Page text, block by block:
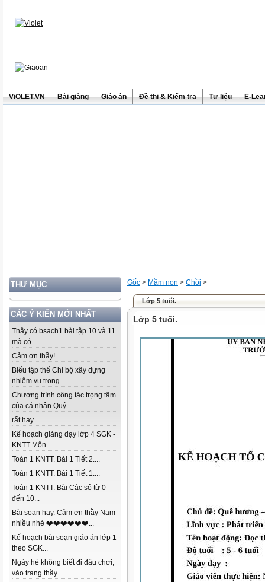
ViOLET.VN Bài giảng Giáo án Đề thi & Kiểm tra Tư liệu E-
THƯ MỤC
CÁC Ý KIẾN MỚI NHẤT
Thầy có bsach1 bài tập 10 và 11
mà có...
Cảm ơn thầy!...
Biểu tập thể Chi bộ xây dựng
nhiệm vụ trọng...
Chương trình công tác trọng tâm
của cá nhân Quý...
rất hay...
Kế hoạch giảng dạy lớp 4 SGK -
KNTT Môn...
Toán 1 KNTT. Bài 1 Tiết 2....
Toán 1 KNTT. Bài 1 Tiết 1....
Toán 1 KNTT. Bài Các số từ 0
đến 10...
Bài soạn hay. Cảm ơn thầy Nam
nhiều nhé ❤️❤️❤️❤️❤️❤️...
Kế hoạch bài soạn giáo án lớp 1
theo SGK...
Ngày hè không biết đi đâu chơi,
vào trang thầy...
Gốc > Mầm non > Chồi >
Lớp 5 tuổi.
Lớp 5 tuổi.